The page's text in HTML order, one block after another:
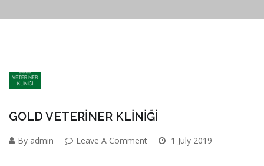
GOLD VETERİNER KLİNİĞİ
By admin Leave A Comment 1 July 2019